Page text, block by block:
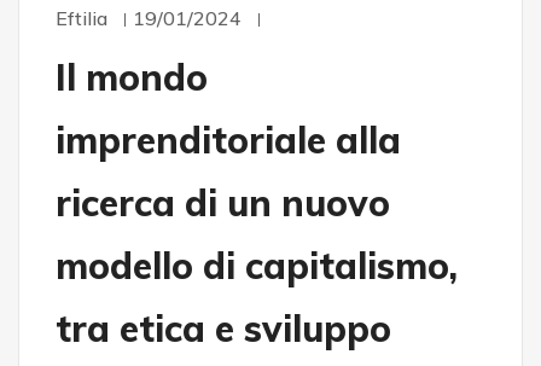
Eftilia 19/01/2024
Il mondo
imprenditoriale alla
ricerca di un nuovo
modello di capitalismo,
tra etica e sviluppo